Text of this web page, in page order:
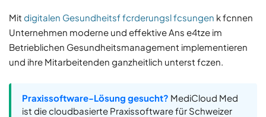
Mit digitalen Gesundheitsf fcrderungsl fcsungen k fcnnen
Unternehmen moderne und effektive Ans e4tze im
Betrieblichen Gesundheitsmanagement implementieren
und ihre Mitarbeitenden ganzheitlich unterst fczen.
Praxissoftware-Lösung gesucht? MediCloud Med
ist die cloudbasierte Praxissoftware für Schweizer